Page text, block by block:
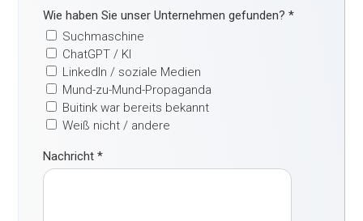
Wie haben Sie unser Unternehmen gefunden?*
Suchmaschine
ChatGPT / KI
LinkedIn / soziale Medien
Mund-zu-Mund-Propaganda
Buitink war bereits bekannt
Weiß nicht / andere
Nachricht*